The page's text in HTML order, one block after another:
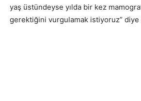
yaş üstündeyse yılda bir kez
gerektiğini vurgulamak istiyoruz” diye